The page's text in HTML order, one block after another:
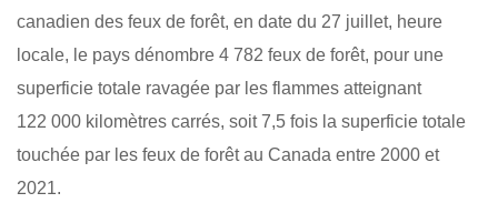
canadien des feux de forêt, en date du 27 juillet, heure
locale, le pays dénombre 4 782 feux de forêt, pour une
superficie totale ravagée par les flammes atteignant
122 000 kilomètres carrés, soit 7,5 fois la superficie totale
touchée par les feux de forêt au Canada entre 2000 et
2021.